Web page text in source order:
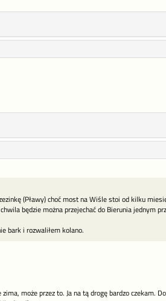
(Pławy) choć most na Wiśle stoi od kilku
będzie można przejechać do Bierunia jednym
bark i rozwaliłem kolano.
może przez to. Ja na tą drogę bardzo czekam.